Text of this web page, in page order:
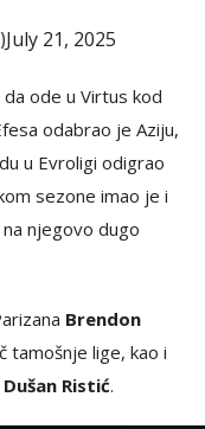
July 21, 2025
ode u Virtus kod
odabrao je Aziju,
u Evroligi odigrao
sezone imao je i
njegovo dugo
Brendon
tamošnje lige, kao i
Dušan Ristić.